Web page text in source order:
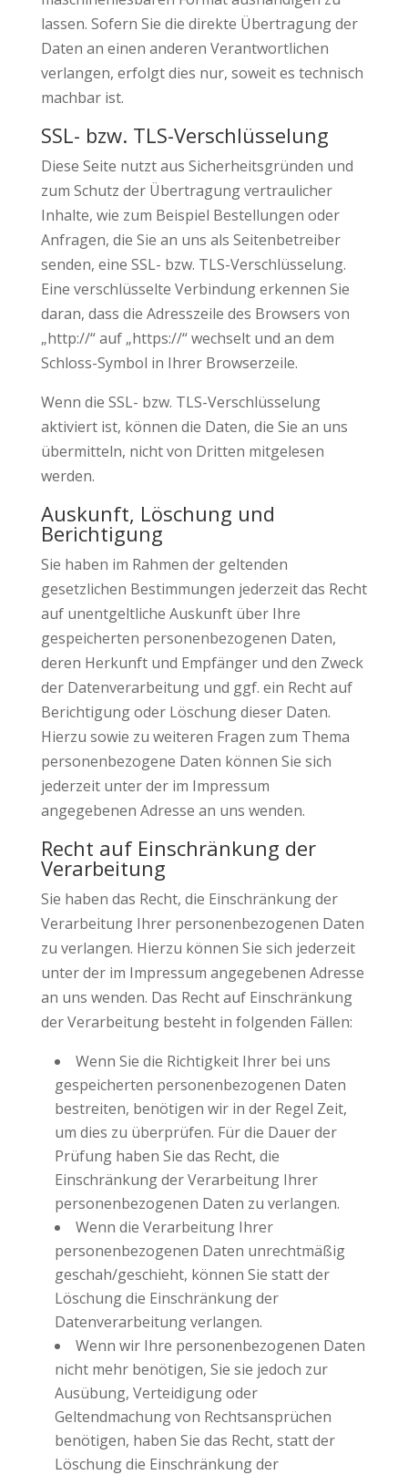
lassen. Sofern Sie die direkte Übertragung der
Daten an einen anderen Verantwortlichen
verlangen, erfolgt dies nur, soweit es technisch
machbar ist.
SSL- bzw. TLS-Verschlüsselung
Diese Seite nutzt aus Sicherheitsgründen und
zum Schutz der Übertragung vertraulicher
Inhalte, wie zum Beispiel Bestellungen oder
Anfragen, die Sie an uns als Seitenbetreiber
senden, eine SSL- bzw. TLS-Verschlüsselung.
Eine verschlüsselte Verbindung erkennen Sie
daran, dass die Adresszeile des Browsers von
„http://“ auf „https://“ wechselt und an dem
Schloss-Symbol in Ihrer Browserzeile.
Wenn die SSL- bzw. TLS-Verschlüsselung
aktiviert ist, können die Daten, die Sie an uns
übermitteln, nicht von Dritten mitgelesen
werden.
Auskunft, Löschung und
Berichtigung
Sie haben im Rahmen der geltenden
gesetzlichen Bestimmungen jederzeit das Recht
auf unentgeltliche Auskunft über Ihre
gespeicherten personenbezogenen Daten,
deren Herkunft und Empfänger und den Zweck
der Datenverarbeitung und ggf. ein Recht auf
Berichtigung oder Löschung dieser Daten.
Hierzu sowie zu weiteren Fragen zum Thema
personenbezogene Daten können Sie sich
jederzeit unter der im Impressum
angegebenen Adresse an uns wenden.
Recht auf Einschränkung der
Verarbeitung
Sie haben das Recht, die Einschränkung der
Verarbeitung Ihrer personenbezogenen Daten
zu verlangen. Hierzu können Sie sich jederzeit
unter der im Impressum angegebenen Adresse
an uns wenden. Das Recht auf Einschränkung
der Verarbeitung besteht in folgenden Fällen:
Wenn Sie die Richtigkeit Ihrer bei uns
gespeicherten personenbezogenen Daten
bestreiten, benötigen wir in der Regel Zeit,
um dies zu überprüfen. Für die Dauer der
Prüfung haben Sie das Recht, die
Einschränkung der Verarbeitung Ihrer
personenbezogenen Daten zu verlangen.
Wenn die Verarbeitung Ihrer
personenbezogenen Daten unrechtmäßig
geschah/geschieht, können Sie statt der
Löschung die Einschränkung der
Datenverarbeitung verlangen.
Wenn wir Ihre personenbezogenen Daten
nicht mehr benötigen, Sie sie jedoch zur
Ausübung, Verteidigung oder
Geltendmachung von Rechtsansprüchen
benötigen, haben Sie das Recht, statt der
Löschung die Einschränkung der